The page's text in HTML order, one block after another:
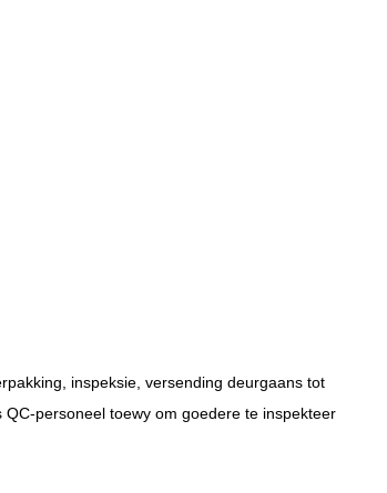
inspeksie, versending deurgaans tot
personeel toewy om goedere te inspekteer